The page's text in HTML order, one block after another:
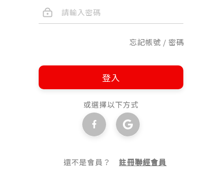
忘記帳號 / 密碼
登入
或選擇以下方式
還不是會員？註冊聯經會員